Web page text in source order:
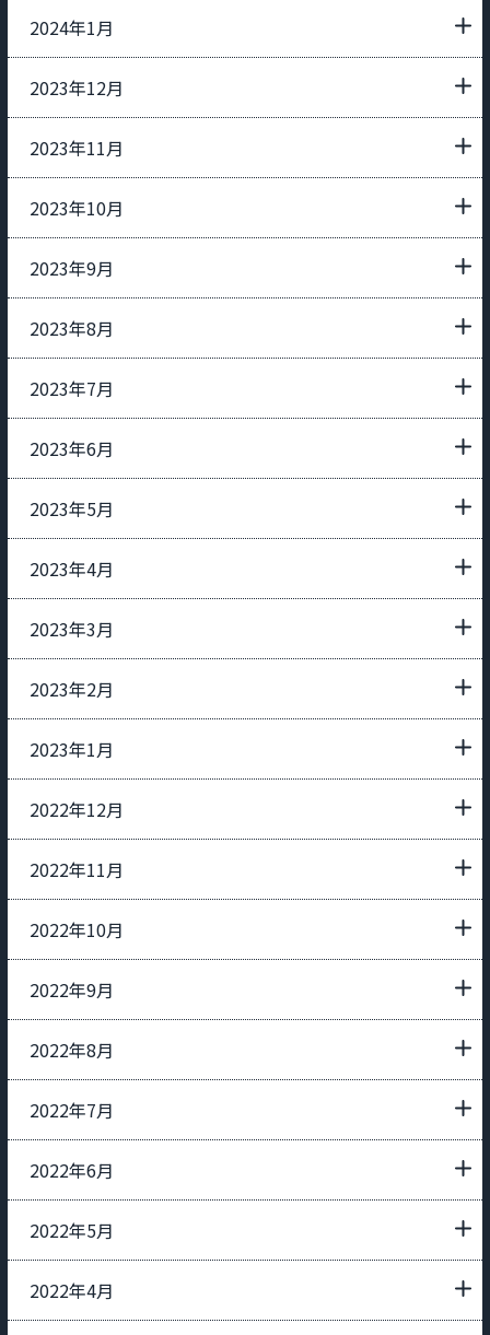
2024年1月
2023年12月
2023年11月
2023年10月
2023年9月
2023年8月
2023年7月
2023年6月
2023年5月
2023年4月
2023年3月
2023年2月
2023年1月
2022年12月
2022年11月
2022年10月
2022年9月
2022年8月
2022年7月
2022年6月
2022年5月
2022年4月